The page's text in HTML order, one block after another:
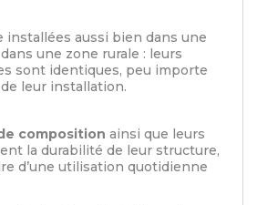
installées aussi bien dans une
une zone rurale : leurs
sont identiques, peu importe
leur installation.
composition ainsi que leurs
la durabilité de leur structure,
d’une utilisation quotidienne